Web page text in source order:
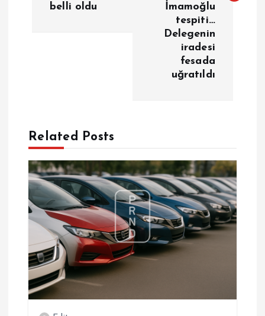
n
m
e
s
belli oldu
İmamoğlu
tespiti…
Delegenin
iradesi
fesada
uğratıldı
Related Posts